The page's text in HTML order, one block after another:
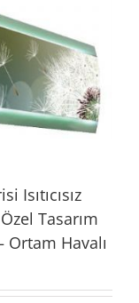
Isıtıcısız
Tasarım
Ortam Havalı